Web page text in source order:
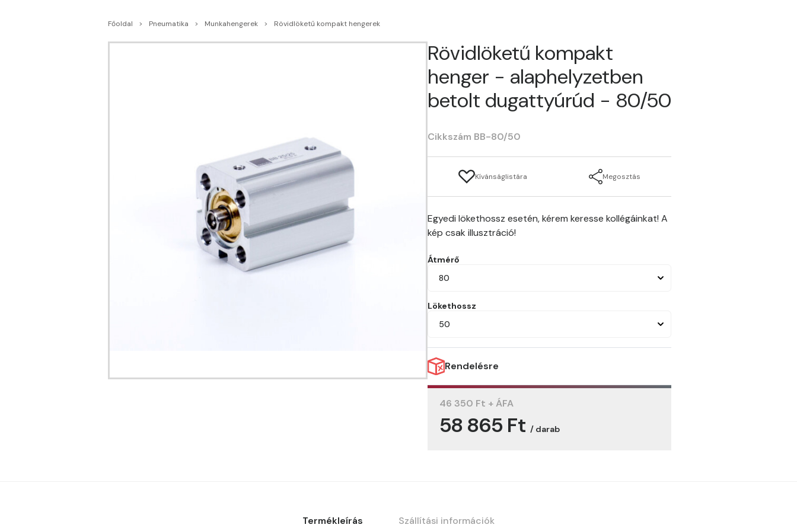
Főoldal Pneumatika Munkahengerek Rövidlöketű kompakt hengerek
Rövidlöketű kompakt
henger - alaphelyzetben
betolt dugattyúrúd - 80/50
Cikkszám BB-80/50
Kívánságlistára Megosztás
Egyedi lökethossz esetén, kérem keresse kollégáinkat! A
kép csak illusztráció!
Átmérő
80
Lökethossz
50
Rendelésre
46 350 Ft + ÁFA
58 865 Ft / darab
Termékleírás Szállítási információk